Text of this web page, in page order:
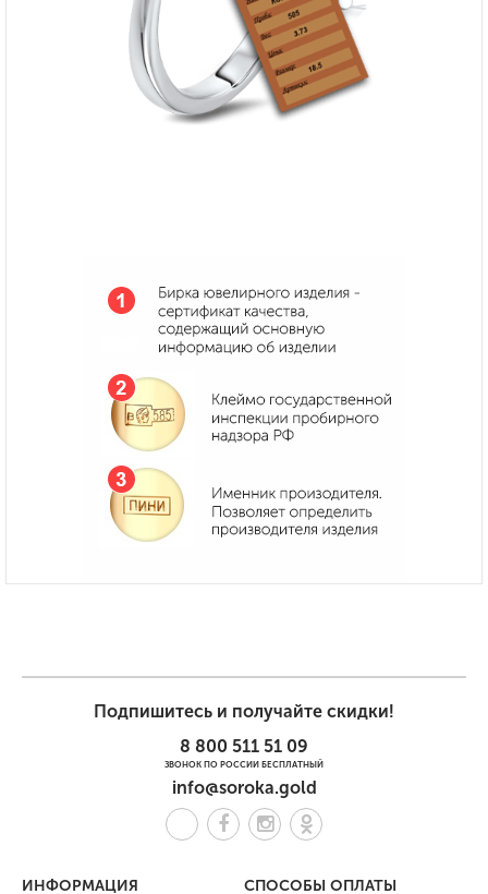
Подпишитесь и получайте скидки!
8 800 511 51 09
ЗВОНОК ПО РОССИИ БЕСПЛАТНЫЙ
info@soroka.gold
ИНФОРМАЦИЯ СПОСОБЫ ОПЛАТЫ